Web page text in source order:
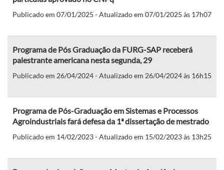
Publicado em 07/01/2025 - Atualizado em 07/01/2025 às 17h07
Programa de Pós Graduação da FURG-SAP receberá
palestrante americana nesta segunda, 29
Publicado em 26/04/2024 - Atualizado em 26/04/2024 às 16h15
Programa de Pós-Graduação em Sistemas e Processos
Agroindustriais fará defesa da 1ª dissertação de mestrado
Publicado em 14/02/2023 - Atualizado em 15/02/2023 às 13h25